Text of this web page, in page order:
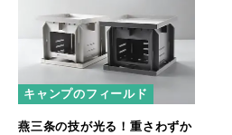
キャンプのフィールド
燕三条の技が光る！重さわずか